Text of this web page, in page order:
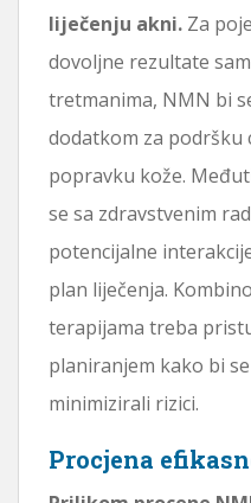
liječenju akni. Za
dovoljne rezultate
tretmanima, NMN bi
dodatkom za podršku
popravku kože.
se sa zdravstvenim
potencijalne
plan liječenja.
terapijama treba
planiranjem kako bi
minimizirali rizici.
Procjena